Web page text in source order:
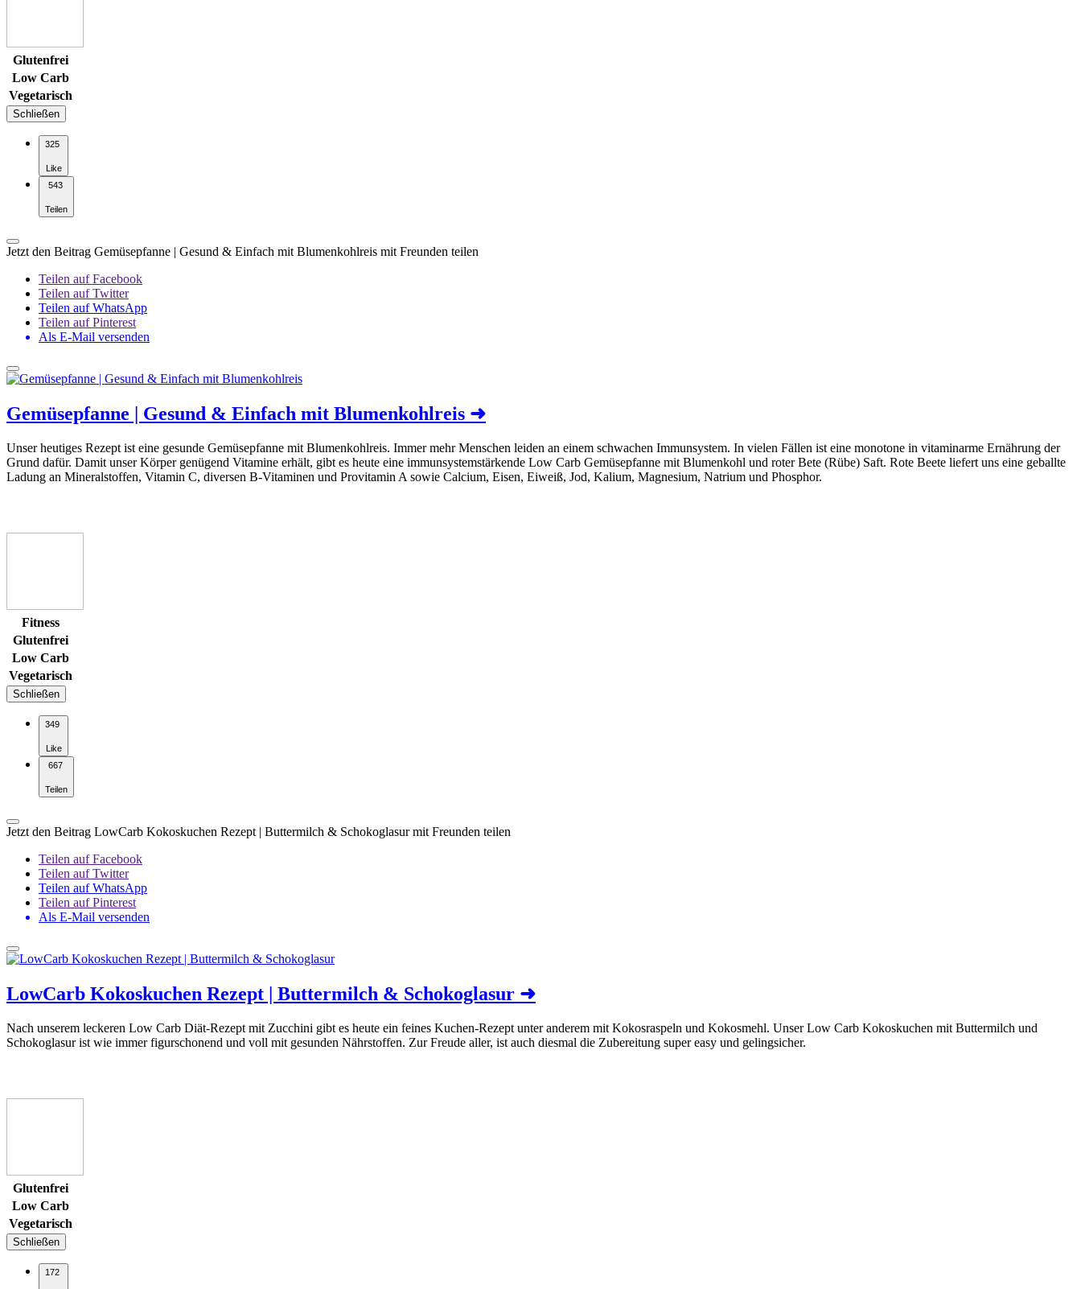
Glutenfrei
Low Carb
Vegetarisch
Schließen
325
Like
543
Teilen
Jetzt den Beitrag Gemüsepfanne | Gesund & Einfach mit Blumenkohlreis mit Freunden teilen
Teilen auf Facebook
Teilen auf Twitter
Teilen auf WhatsApp
Teilen auf Pinterest
Als E-Mail versenden
Gemüsepfanne | Gesund & Einfach mit Blumenkohlreis ➜
Unser heutiges Rezept ist eine gesunde Gemüsepfanne mit Blumenkohlreis. Immer mehr Menschen leiden an einem schwachen Immunsystem. In vielen Fällen ist eine monotone in vitaminarme Ernährung der
Grund dafür. Damit unser Körper genügend Vitamine erhält, gibt es heute eine immunsystemstärkende Low Carb Gemüsepfanne mit Blumenkohl und roter Bete (Rübe) Saft. Rote Beete liefert uns eine geballte
Ladung an Mineralstoffen, Vitamin C, diversen B-Vitaminen und Provitamin A sowie Calcium, Eisen, Eiweiß, Jod, Kalium, Magnesium, Natrium und Phosphor.
Fitness
Glutenfrei
Low Carb
Vegetarisch
Schließen
349
Like
667
Teilen
Jetzt den Beitrag LowCarb Kokoskuchen Rezept | Buttermilch & Schokoglasur mit Freunden teilen
Teilen auf Facebook
Teilen auf Twitter
Teilen auf WhatsApp
Teilen auf Pinterest
Als E-Mail versenden
LowCarb Kokoskuchen Rezept | Buttermilch & Schokoglasur ➜
Nach unserem leckeren Low Carb Diät-Rezept mit Zucchini gibt es heute ein feines Kuchen-Rezept unter anderem mit Kokosraspeln und Kokosmehl. Unser Low Carb Kokoskuchen mit Buttermilch und
Schokoglasur ist wie immer figurschonend und voll mit gesunden Nährstoffen. Zur Freude aller, ist auch diesmal die Zubereitung super easy und gelingsicher.
Glutenfrei
Low Carb
Vegetarisch
Schließen
172